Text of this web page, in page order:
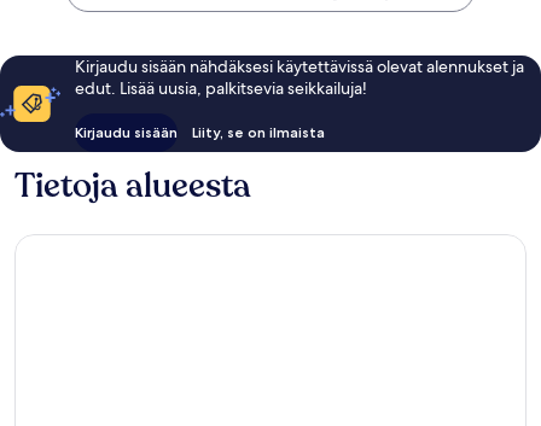
Kirjaudu sisään nähdäksesi käytettävissä olevat alennukset ja
edut. Lisää uusia, palkitsevia seikkailuja!
Kirjaudu sisään Liity, se on ilmaista
Tietoja alueesta